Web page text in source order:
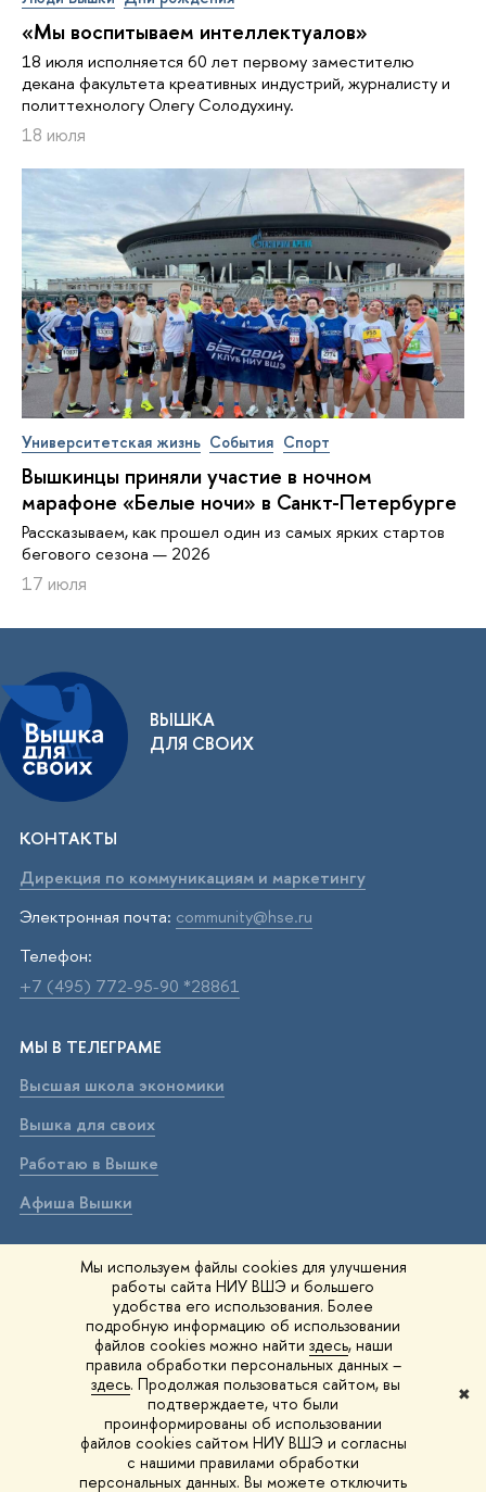
Мы используем файлы cookies для улучшения
работы сайта НИУ ВШЭ и большего
удобства его использования. Более
подробную информацию об использовании
файлов cookies можно найти здесь, наши
правила обработки персональных данных –
здесь. Продолжая пользоваться сайтом, вы
подтверждаете, что были
проинформированы об использовании
файлов cookies сайтом НИУ ВШЭ и согласны
с нашими правилами обработки
персональных данных. Вы можете отключить
✖
«Мы воспитываем интеллектуалов»
18 июля исполняется 60 лет первому заместителю
декана факультета креативных индустрий, журналисту и
политтехнологу Олегу Солодухину.
18 июля
Университетская жизнь События Спорт
Вышкинцы приняли участие в ночном
марафоне «Белые ночи» в Санкт-Петербурге
Рассказываем, как прошел один из самых ярких стартов
бегового сезона — 2026
17 июля
ВЫШКА
ДЛЯ СВОИХ
КОНТАКТЫ
Дирекция по коммуникациям и маркетингу
Электронная почта: community@hse.ru
Телефон:
+7 (495) 772-95-90 *28861
МЫ В ТЕЛЕГРАМЕ
Высшая школа экономики
Вышка для своих
Работаю в Вышке
Афиша Вышки
ВЫШКА В МАХ
Высшая школа экономики
Вышка для своих
Работаю в Вышке
Афиша Вышки
Вышка IQ